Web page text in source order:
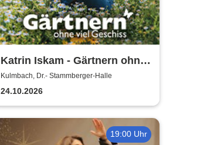
Katrin Iskam - Gärtnern ohne
viel Geschiss
Kulmbach, Dr.- Stammberger-Halle
24.10.2026
19:00 Uhr